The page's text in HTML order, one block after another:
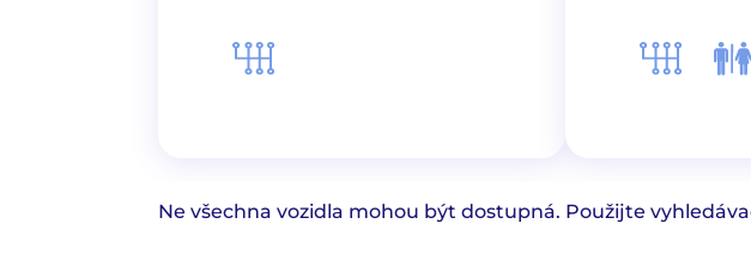
Ne všechna vozidla mohou být dostupná. Použijte